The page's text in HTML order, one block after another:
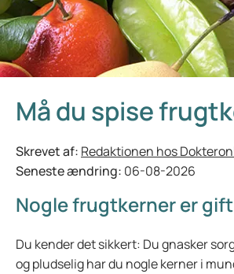
Må du spise
Skrevet af: Redaktionen hos
Seneste ændring: 06-08-2026
Nogle frugtkerner er
Du kender det sikkert: Du gnasker
og pludselig har du nogle kerner i